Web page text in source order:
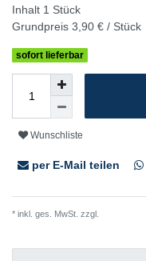
Inhalt 1 Stück
Grundpreis 3,90 € / Stück
sofort lieferbar
Wunschliste
per E-Mail teilen
* inkl. ges. MwSt. zzgl.